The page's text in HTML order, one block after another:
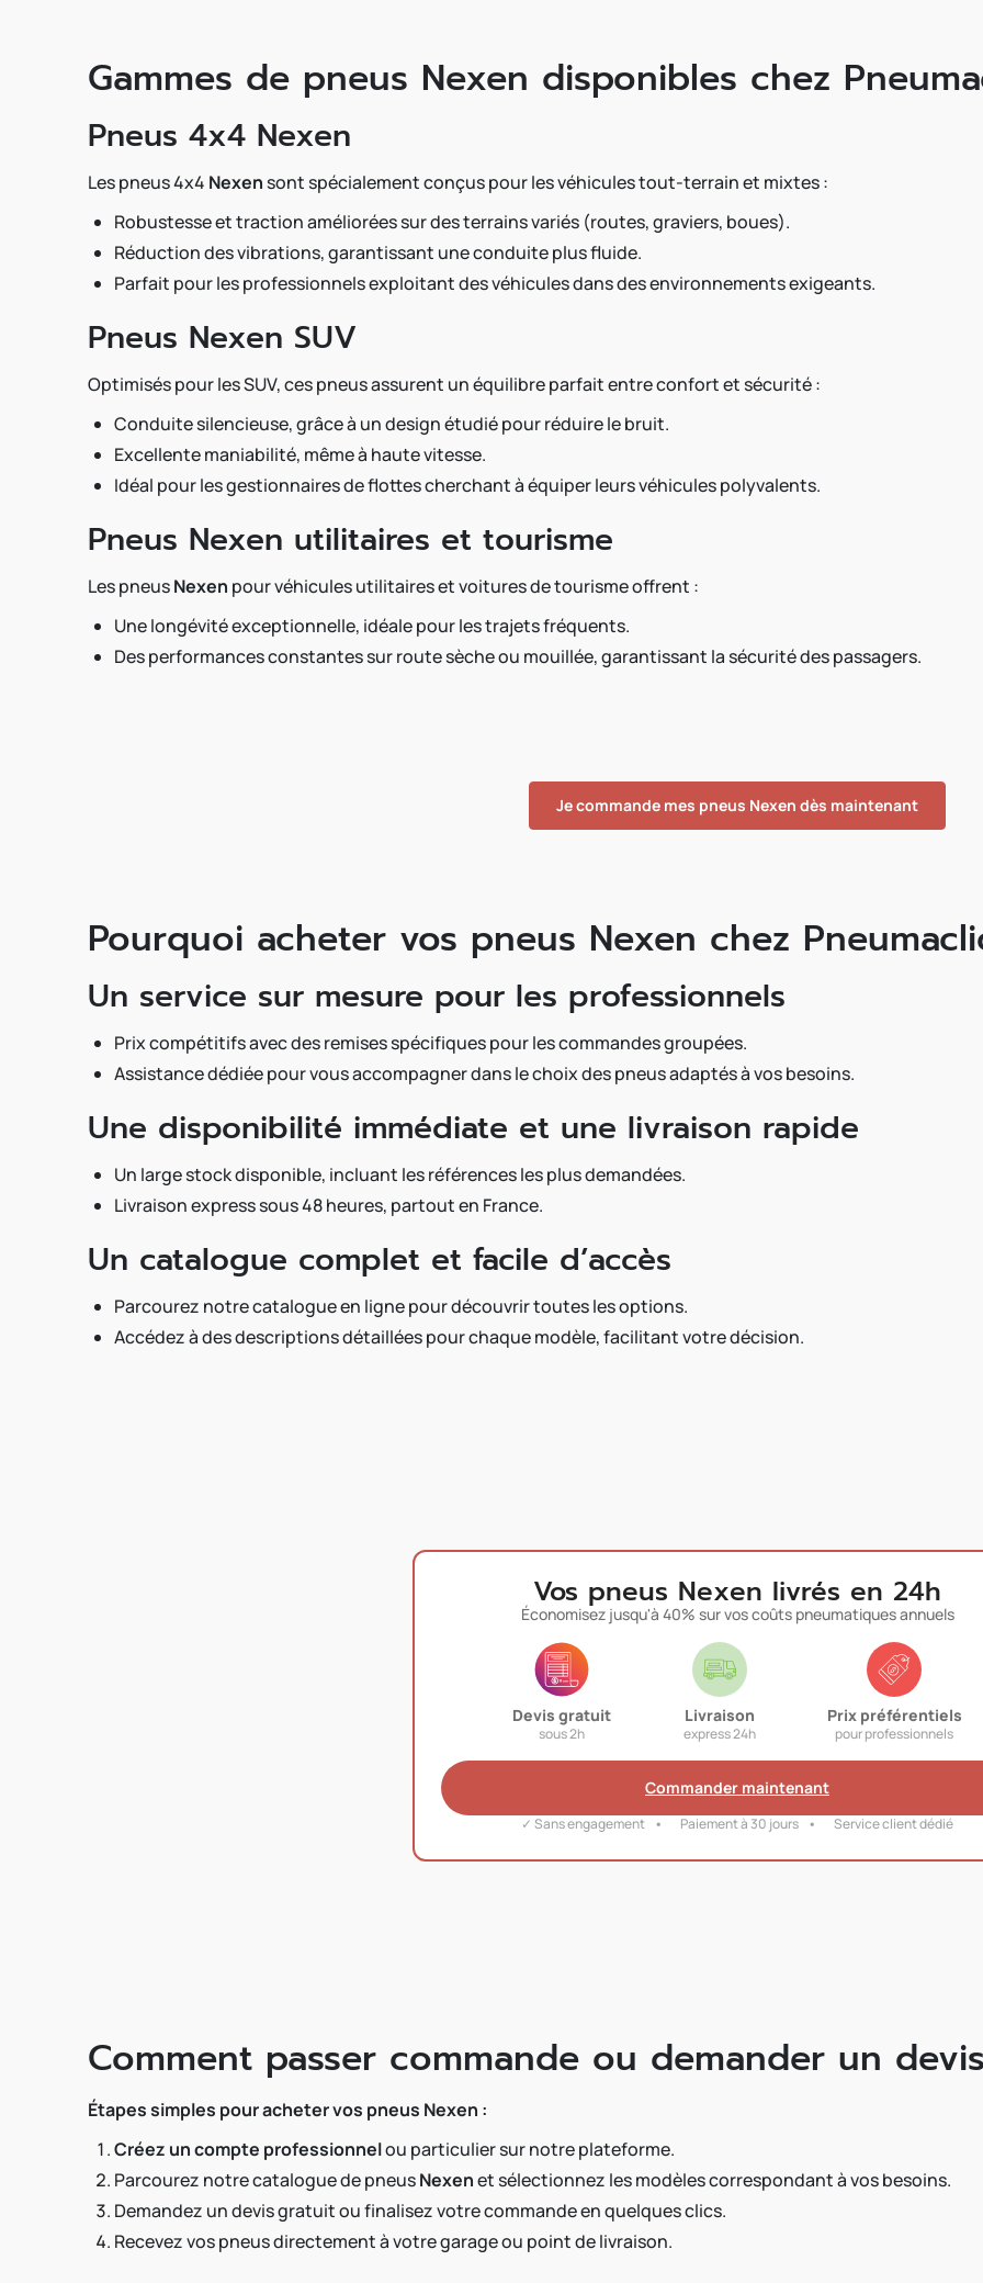
Gammes de pneus Nexen disponibles chez
Pneus 4x4 Nexen
Les pneus 4x4 Nexensont spécialement conçus pour les véhicules tout-terrain et mixtes :
Robustesse et traction améliorées sur des terrains variés (routes, graviers, boues).
Réduction des vibrations, garantissant une conduite plus fluide.
Parfait pour les professionnels exploitant des véhicules dans des environnements exigeants.
Pneus Nexen SUV
Optimisés pour les SUV, ces pneus assurent un équilibre parfait entre confort et sécurité :
Conduite silencieuse, grâce à un design étudié pour réduire le bruit.
Excellente maniabilité, même à haute vitesse.
Idéal pour les gestionnaires de flottes cherchant à équiper leurs véhicules polyvalents.
Pneus Nexen utilitaires et tourisme
Les pneusNexen pour véhicules utilitaires et voitures de tourisme offrent :
Une longévité exceptionnelle, idéale pour les trajets fréquents.
Des performances constantes sur route sèche ou mouillée, garantissant la sécurité des passagers.
Je commande mes pneus Nexen dès maintenant
Pourquoi acheter vos pneus Nexen chez
Un service sur mesure pour les professionnels
Prix compétitifs avec des remises spécifiques pour les commandes groupées.
Assistance dédiée pour vous accompagner dans le choix des pneus adaptés à vos besoins.
Une disponibilité immédiate et une livraison rapide
Un large stock disponible, incluant les références les plus demandées.
Livraison express sous 48 heures, partout en France.
Un catalogue complet et facile d’accès
Parcourez notre catalogue en ligne pour découvrir toutes les options.
Accédez à des descriptions détaillées pour chaque modèle, facilitant votre décision.
Vos pneus Nexen livrés en 24h
Économisez jusqu'à 40% sur vos coûts pneumatiques annuels
Devis gratuit
sous 2h
Livraison
express 24h
Prix préférentiels
pour professionnels
Commander maintenant
✓ Sans engagement Paiement à 30 jours Service client dédié
Comment passer commande ou demander un
Étapes simples pour acheter vos pneus Nexen :
Créez un compte professionnelou particulier sur notre plateforme.
Parcourez notre catalogue de pneusNexenet sélectionnez les modèles correspondant à vos besoins.
Demandez un devis gratuit ou finalisez votre commande en quelques clics.
Recevez vos pneus directement à votre garage ou point de livraison.